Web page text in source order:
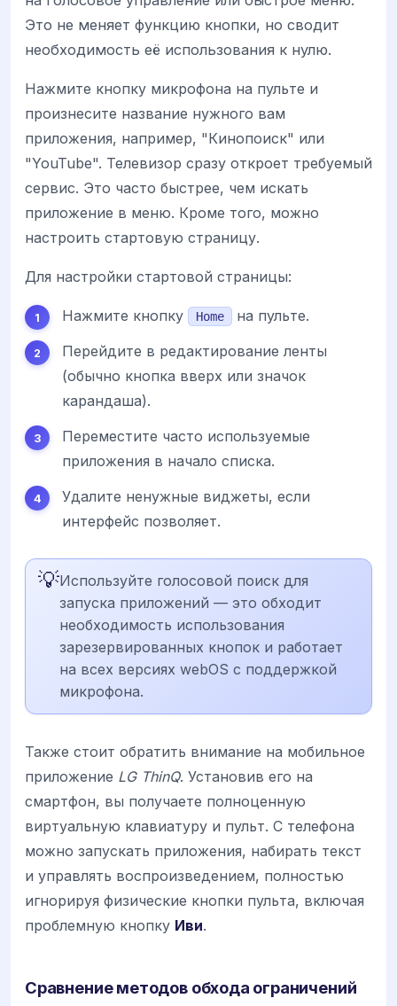
Это не меняет функцию кнопки, но сводит
необходимость её использования к нулю.
Нажмите кнопку микрофона на пульте и
произнесите название нужного вам
приложения, например, "Кинопоиск" или
"YouTube". Телевизор сразу откроет требуемый
сервис. Это часто быстрее, чем искать
приложение в меню. Кроме того, можно
настроить стартовую страницу.
Для настройки стартовой страницы:
Нажмите кнопку Home
на пульте.
Перейдите в редактирование ленты
(обычно кнопка вверх или значок
карандаша).
Переместите часто используемые
приложения в начало списка.
Удалите ненужные виджеты, если
интерфейс позволяет.
💡Используйте голосовой поиск для
запуска приложений — это обходит
необходимость использования
зарезервированных кнопок и работает
на всех версиях webOS с поддержкой
микрофона.
Также стоит обратить внимание на мобильное
приложение LG ThinQ. Установив его на
смартфон, вы получаете полноценную
виртуальную клавиатуру и пульт. С телефона
можно запускать приложения, набирать текст
и управлять воспроизведением, полностью
игнорируя физические кнопки пульта, включая
проблемную кнопку Иви.
Сравнение методов обхода ограничений